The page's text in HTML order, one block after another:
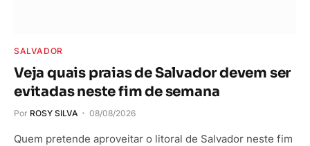
SALVADOR
Veja quais praias de Salvador devem ser
evitadas neste fim de semana
Por ROSY SILVA 08/08/2026
Quem pretende aproveitar o litoral de Salvador neste fim